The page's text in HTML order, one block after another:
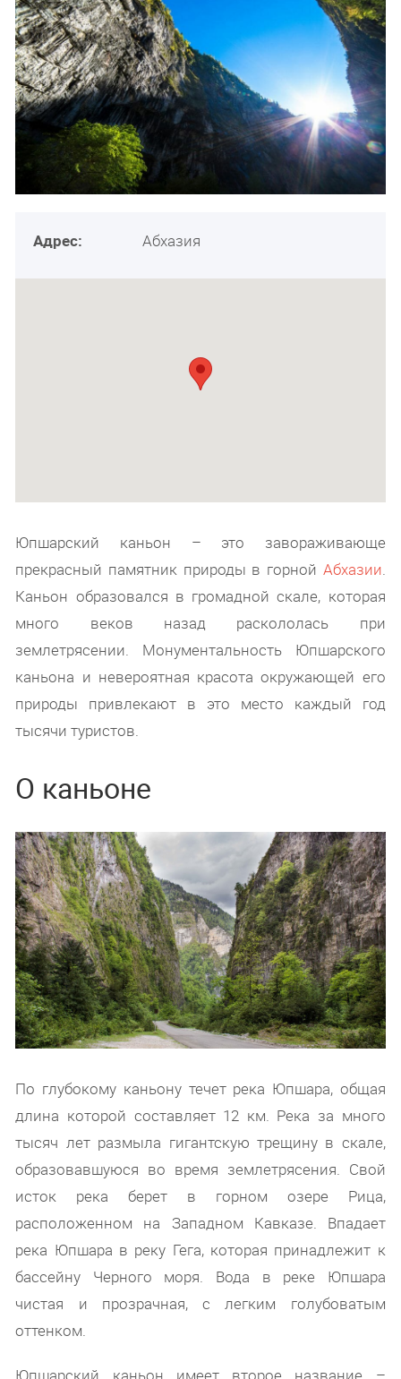
Адрес: Абхазия
Юпшарский каньон – это завораживающе
прекрасный памятник природы в горной Абхазии.
Каньон образовался в громадной скале, которая
много веков назад раскололась при
землетрясении. Монументальность Юпшарского
каньона и невероятная красота окружающей его
природы привлекают в это место каждый год
тысячи туристов.
О каньоне
По глубокому каньону течет река Юпшара, общая
длина которой составляет 12 км. Река за много
тысяч лет размыла гигантскую трещину в скале,
образовавшуюся во время землетрясения. Свой
исток река берет в горном озере Рица,
расположенном на Западном Кавказе. Впадает
река Юпшара в реку Гега, которая принадлежит к
бассейну Черного моря. Вода в реке Юпшара
чистая и прозрачная, с легким голубоватым
оттенком.